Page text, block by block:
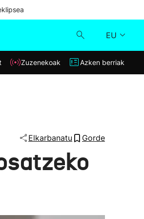
EU
Klisk
Azken berriak
Zuzenekoak Azken berriak
Elkarbanatu Gorde